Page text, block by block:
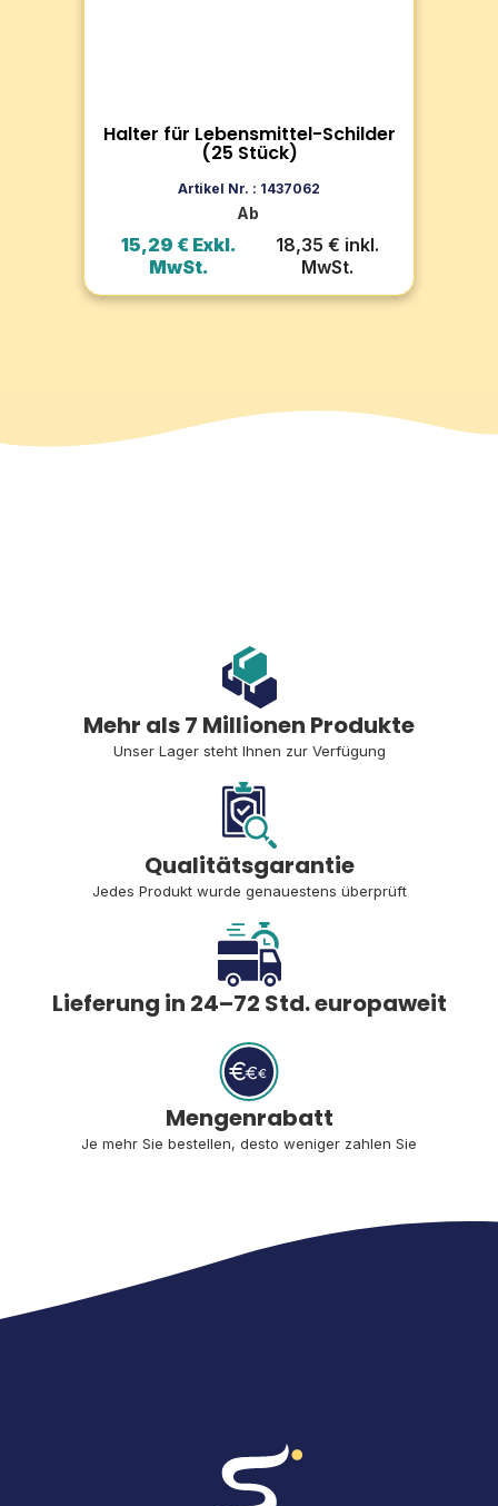
Halter für Lebensmittel-Schilder
(25 Stück)
Artikel Nr. : 1437062
Ab
15,29 € Exkl.
MwSt.
18,35 € inkl.
MwSt.
Zum Produkt
In den Warenkorb
Mehr als 7 Millionen Produkte
Unser Lager steht Ihnen zur Verfügung
Qualitätsgarantie
Jedes Produkt wurde genauestens überprüft
Lieferung in 24–72 Std. europaweit
Mengenrabatt
Je mehr Sie bestellen, desto weniger zahlen Sie